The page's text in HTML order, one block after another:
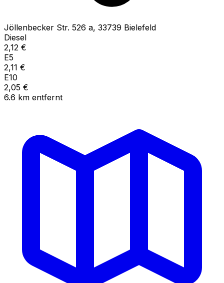
Jöllenbecker Str. 526 a, 33739 Bielefeld
Diesel
2,12 €
E5
2,11 €
E10
2,05 €
6.6 km entfernt